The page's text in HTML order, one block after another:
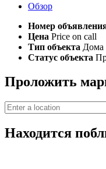
Обзор
Номер
Цена Price on call
Тип объекта Дома
Статус объекта
Проложить
Находится